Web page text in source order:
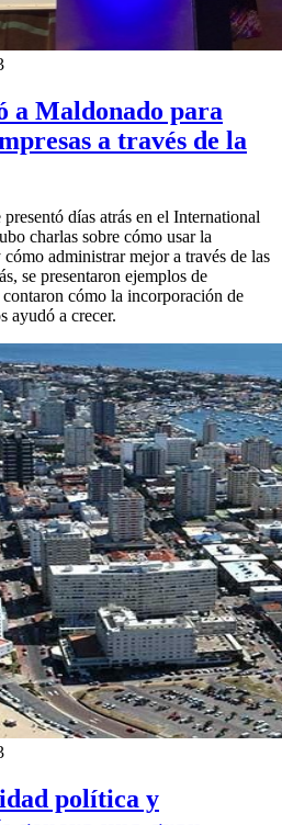
a Maldonado para
a través de la
días atrás en el International
charlas sobre cómo usar la
administrar mejor a través de las
se presentaron ejemplos de
cómo la incorporación de
ayudó a crecer.
política y